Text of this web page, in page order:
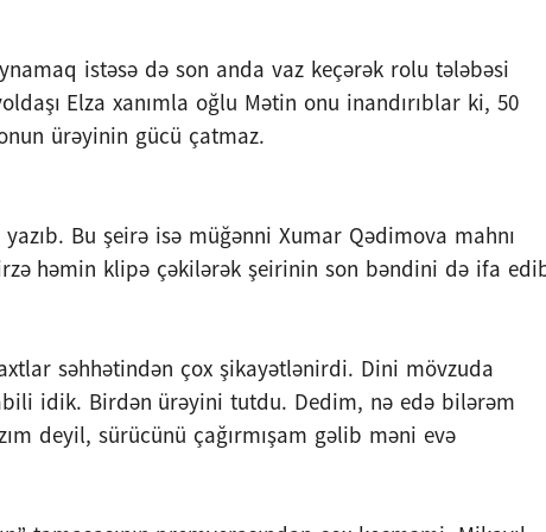
istəsə də son anda vaz keçərək rolu tələbəsi
Elza xanımla oğlu Mətin onu inandırıblar ki, 50
ürəyinin gücü çatmaz.
Bu şeirə isə müğənni Xumar Qədimova mahnı
həmin klipə çəkilərək şeirinin son bəndini də ifa
səhhətindən çox şikayətlənirdi. Dini mövzuda
idik. Birdən ürəyini tutdu. Dedim, nə edə bilərəm
deyil, sürücünü çağırmışam gəlib məni evə